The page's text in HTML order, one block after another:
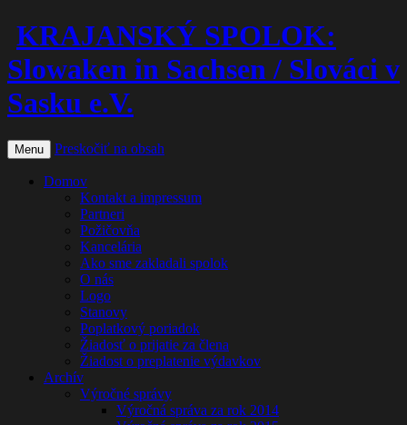
KRAJANSKÝ SPOLOK:
Slowaken in Sachsen / Slováci v
Sasku e.V.
Menu Preskočiť na obsah
Domov
Kontakt a impressum
Partneri
Požičovňa
Kancelária
Ako sme zakladali spolok
O nás
Logo
Stanovy
Poplatkový poriadok
Žiadosť o prijatie za člena
Žiadost o preplatenie výdavkov
Archív
Výročné správy
Výročná správa za rok 2014